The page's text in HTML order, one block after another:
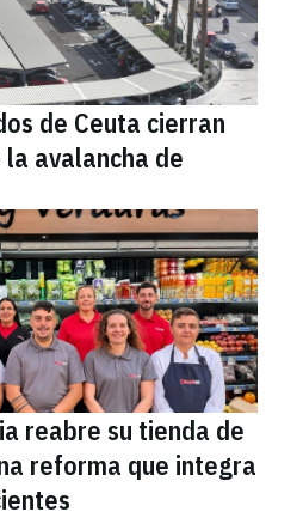
de Ceuta cierran
avalancha de
reabre su tienda de
reforma que integra